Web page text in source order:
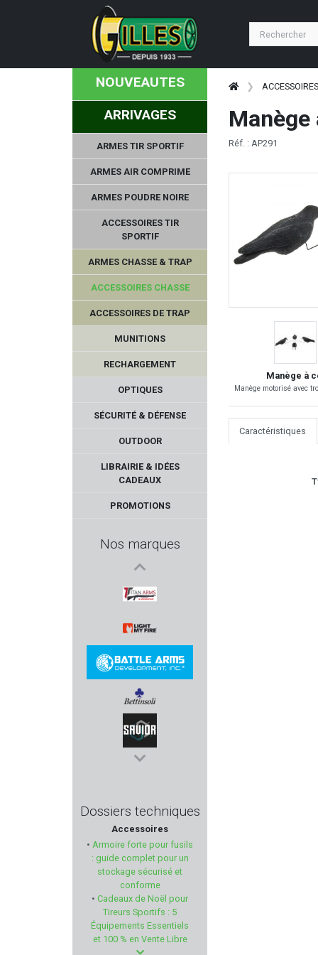
NOUVEAUTES
ARRIVAGES
ARMES TIR SPORTIF
ARMES AIR COMPRIME
ARMES POUDRE NOIRE
ACCESSOIRES TIR
SPORTIF
ARMES CHASSE & TRAP
ACCESSOIRES CHASSE
ACCESSOIRES DE TRAP
MUNITIONS
RECHARGEMENT
OPTIQUES
SÉCURITÉ & DÉFENSE
OUTDOOR
LIBRAIRIE & IDÉES
CADEAUX
PROMOTIONS
Nos marques
MSA SORDIN
TITAN ARMS
LIGHT MY FIRE
BATTLE ARMS
BETTINSOLI
SAVIOR EQUIPMENT
GARMIN
DLG TACTICAL
SAKO
DO ALL OUTDOORS
Dossiers techniques
Accessoires
• Armoire forte pour fusils
: guide complet pour un
stockage sécurisé et
conforme
• Cadeaux de Noël pour
Tireurs Sportifs : 5
Équipements Essentiels
et 100 % en Vente Libre
Manège
Réf. : AP291
Manège à
Manège motorisé avec
Caractéristiques